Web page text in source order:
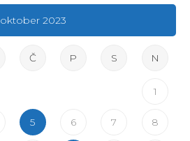
oktober 2023
Č P S N
1
5 6 7 8